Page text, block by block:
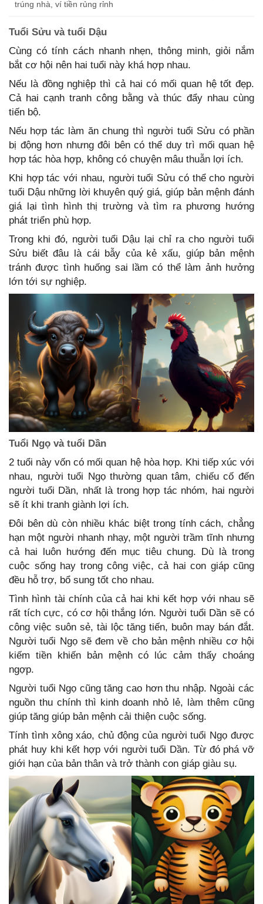
trúng nhà, ví tiền rủng rỉnh
Tuổi Sửu và tuổi Dậu
Cùng có tính cách nhanh nhẹn, thông minh, giỏi nắm
bắt cơ hội nên hai tuổi này khá hợp nhau.
Nếu là đồng nghiệp thì cả hai có mối quan hệ tốt đẹp.
Cả hai cạnh tranh công bằng và thúc đẩy nhau cùng
tiến bộ.
Nếu hợp tác làm ăn chung thì người tuổi Sửu có phần
bị động hơn nhưng đôi bên có thể duy trì mối quan hệ
hợp tác hòa hợp, không có chuyện mâu thuẫn lợi ích.
Khi hợp tác với nhau, người tuổi Sửu có thể cho người
tuổi Dậu những lời khuyên quý giá, giúp bản mệnh đánh
giá lại tình hình thị trường và tìm ra phương hướng
phát triển phù hợp.
Trong khi đó, người tuổi Dậu lại chỉ ra cho người tuổi
Sửu biết đâu là cái bẫy của kẻ xấu, giúp bản mệnh
tránh được tình huống sai lầm có thể làm ảnh hưởng
lớn tới sự nghiệp.
Tuổi Ngọ và tuổi Dần
2 tuổi này vốn có mối quan hệ hòa hợp. Khi tiếp xúc với
nhau, người tuổi Ngọ thường quan tâm, chiếu cố đến
người tuổi Dần, nhất là trong hợp tác nhóm, hai người
sẽ ít khi tranh giành lợi ích.
Đôi bên dù còn nhiều khác biệt trong tính cách, chẳng
hạn một người nhanh nhạy, một người trầm tĩnh nhưng
cả hai luôn hướng đến mục tiêu chung. Dù là trong
cuộc sống hay trong công việc, cả hai con giáp cũng
đều hỗ trợ, bổ sung tốt cho nhau.
Tình hình tài chính của cả hai khi kết hợp với nhau sẽ
rất tích cực, có cơ hội thắng lớn. Người tuổi Dần sẽ có
công việc suôn sẻ, tài lộc tăng tiến, buôn may bán đắt.
Người tuổi Ngọ sẽ đem về cho bản mệnh nhiều cơ hội
kiếm tiền khiến bản mệnh có lúc cảm thấy choáng
ngợp.
Người tuổi Ngọ cũng tăng cao hơn thu nhập. Ngoài các
nguồn thu chính thì kinh doanh nhỏ lẻ, làm thêm cũng
giúp tăng giúp bản mệnh cải thiện cuộc sống.
Tính tình xông xáo, chủ động của người tuổi Ngọ được
phát huy khi kết hợp với người tuổi Dần. Từ đó phá vỡ
giới hạn của bản thân và trở thành con giáp giàu sụ.